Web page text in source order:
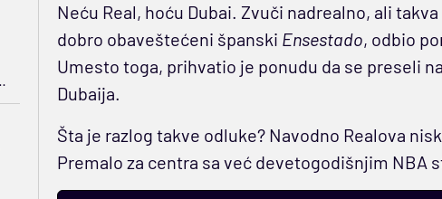
Neću Real, hoću Dubai. Zvuči nadrealno, ali
dobro obaveštećeni španski Ensestado, odbio
Umesto toga, prihvatio je ponudu da se preseli
Dubaija.
Šta je razlog takve odluke? Navodno Realova
Premalo za centra sa već devetogodišnjim NBA